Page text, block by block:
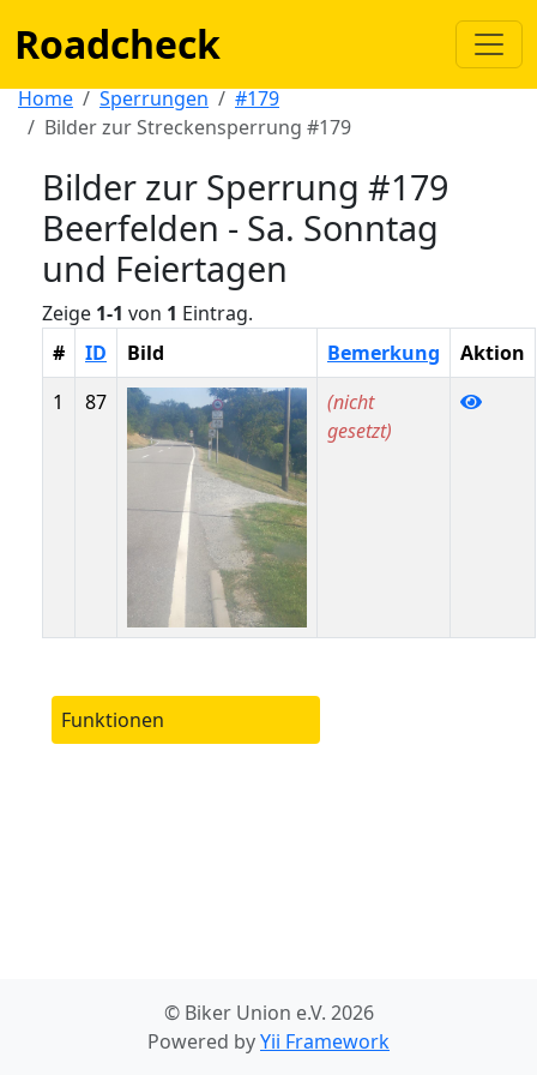
Roadcheck
Home Sperrungen
#179
Bilder zur Streckensperrung #179
Bilder zur Sperrung #179
Beerfelden - Sa. Sonntag
und Feiertagen
Zeige 1-1 von 1 Eintrag.
#
ID Bild Bemerkung
Aktion
1
87
(nicht
gesetzt)
Funktionen
© Biker Union e.V. 2026
Powered byYii Framework